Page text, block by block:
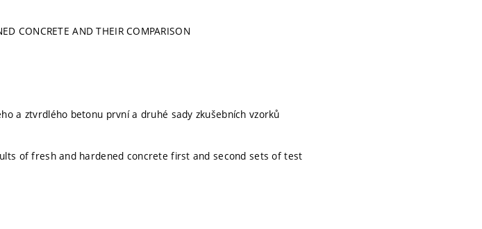
CONCRETE AND THEIR COMPARISON
a ztvrdlého betonu první a druhé sady zkušebních vzorků
of fresh and hardened concrete first and second sets of test